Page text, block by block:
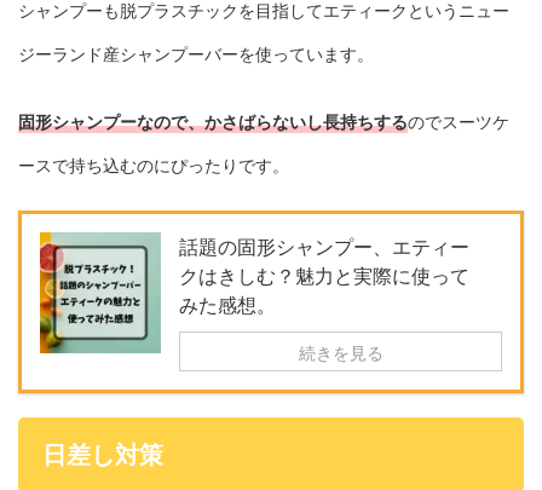
シャンプーも脱プラスチックを目指してエティークというニュー
ジーランド産シャンプーバーを使っています。
固形シャンプーなので、かさばらないし長持ちするのでスーツケ
ースで持ち込むのにぴったりです。
話題の固形シャンプー、エティー
クはきしむ？魅力と実際に使って
みた感想。
続きを見る
日差し対策